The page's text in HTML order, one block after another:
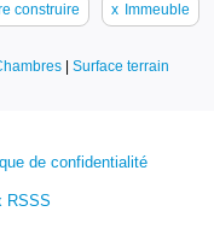
construire x Immeuble
| Surface terrain
de confidentialité
RSSS